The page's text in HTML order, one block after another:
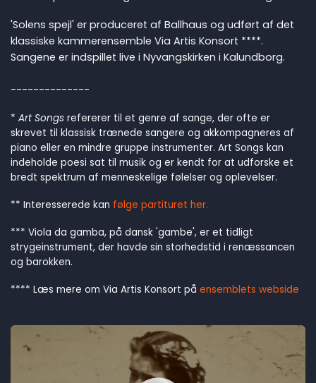
'Solens spejl' er produceret af Ballhaus og udført af det
klassiske kammerensemble Via Artis Konsort ****.
Sangene er indspillet live i Nyvangskirken i Kalundborg.
--------------
* Art Songs refererer til et genre af sange, der ofte er
skrevet til klassisk trænede sangere og akkompagneres af
piano eller en mindre gruppe instrumenter. Art Songs kan
indeholde poesi sat til musik og er kendt for at udforske et
bredt spektrum af menneskelige følelser og oplevelser.
** Interesserede kan følge partituret her.
*** Viola da gamba, på dansk 'gambe', er et tidligt
strygeinstrument, der havde sin storhedstid i renæssancen
og barokken.
**** Læs mere om Via Artis Konsort på ensemblets webside